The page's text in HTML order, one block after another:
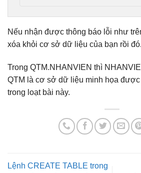
Nếu nhận được thông báo lỗi như
xóa khỏi cơ sở dữ liệu của bạn rồi đó.
Trong QTM.NHANVIEN thì
QTM là cơ sở dữ liệu minh họa được
trong loạt bài này.
Lệnh CREATE TABLE trong